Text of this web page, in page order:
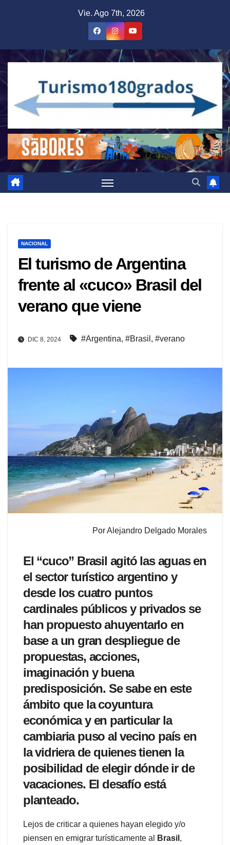
Vie. Ago 7th, 2026
NACIONAL
El turismo de Argentina
frente al «cuco» Brasil del
verano que viene
DIC 8, 2024 #Argentina, #Brasil , #verano
Por Alejandro Delgado Morales
El “cuco” Brasil agitó las aguas en
el sector turístico argentino y
desde los cuatro puntos
cardinales públicos y privados se
han propuesto ahuyentarlo en
base a un gran despliegue de
propuestas, acciones,
imaginación y buena
predisposición. Se sabe en este
ámbito que la coyuntura
económica y en particular la
cambiaria puso al vecino país en
la vidriera de quienes tienen la
posibilidad de elegir dónde ir de
vacaciones. El desafío está
planteado.
Lejos de criticar a quienes hayan elegido y/o
piensen en emigrar turísticamente al
Brasil ,